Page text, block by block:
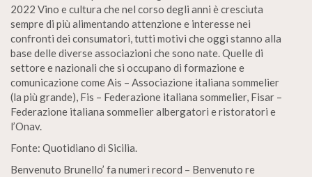
2022 Vino e cultura che nel corso degli anni è cresciuta
sempre di più alimentando attenzione e interesse nei
confronti dei consumatori, tutti motivi che oggi stanno alla
base delle diverse associazioni che sono nate. Quelle di
settore e nazionali che si occupano di formazione e
comunicazione come Ais – Associazione italiana sommelier
(la più grande), Fis – Federazione italiana sommelier, Fisar –
Federazione italiana sommelier albergatori e ristoratori e
l’Onav.
Fonte: Quotidiano di Sicilia.
Benvenuto Brunello’ fa numeri record – Benvenuto re